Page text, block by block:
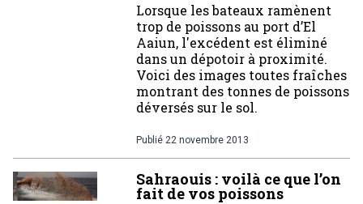
Lorsque les bateaux ramènent
trop de poissons au port d’El
Aaiun, l'excédent est éliminé
dans un dépotoir à proximité.
Voici des images toutes fraîches
montrant des tonnes de poissons
déversés sur le sol.
Publié 22 novembre 2013
Sahraouis : voilà ce que l’on
fait de vos poissons